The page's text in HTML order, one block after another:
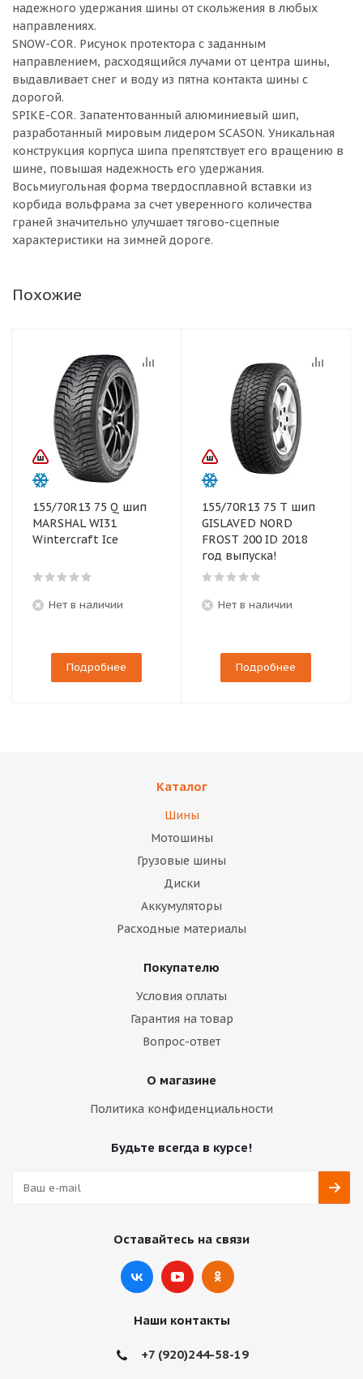
надежного удержания шины от скольжения в любых
направлениях.
SNOW-COR. Рисунок протектора с заданным
направлением, расходящийся лучами от центра шины,
выдавливает снег и воду из пятна контакта шины с
дорогой.
SPIKE-COR. Запатентованный алюминиевый шип,
разработанный мировым лидером SCASON. Уникальная
конструкция корпуса шипа препятствует его вращению в
шине, повышая надежность его удержания.
Восьмиугольная форма твердосплавной вставки из
корбида вольфрама за счет уверенного количества
граней значительно улучшает тягово-сцепные
характеристики на зимней дороге.
Похожие
155/70R13 75 Q шип
MARSHAL WI31
Wintercraft Ice
Нет в наличии
Подробнее
155/70R13 75 T шип
GISLAVED NORD
FROST 200 ID 2018
год выпуска!
Нет в наличии
Подробнее
Каталог
Шины
Мотошины
Грузовые шины
Диски
Аккумуляторы
Расходные материалы
Покупателю
Условия оплаты
Гарантия на товар
Вопрос-ответ
О магазине
Политика конфиденциальности
Будьте всегда в курсе!
Оставайтесь на связи
Наши контакты
+7 (920)244-58-19